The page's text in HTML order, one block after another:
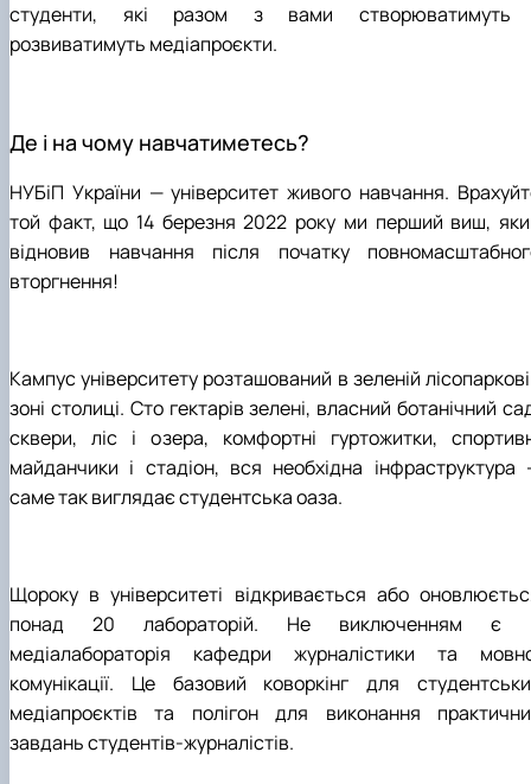
студенти, які разом з вами створюватимуть
розвиватимуть медіапроєкти.
Де і на чому навчатиметесь?
НУБіП України — університет живого навчання.
той факт, що 14 березня 2022 року ми перший виш,
відновив навчання після початку
вторгнення!
Кампус університету розташований в зеленій
зоні столиці. Сто гектарів зелені, власний ботанічний
сквери, ліс і озера, комфортні гуртожитки,
майданчики і стадіон, вся необхідна інфраструктура
саме так виглядає студентська оаза.
Щороку в університеті відкривається або
понад 20 лабораторій. Не виключенням є
медіалабораторія кафедри журналістики та
комунікації. Це базовий коворкінг для
медіапроєктів та полігон для виконання
завдань студентів-журналістів.